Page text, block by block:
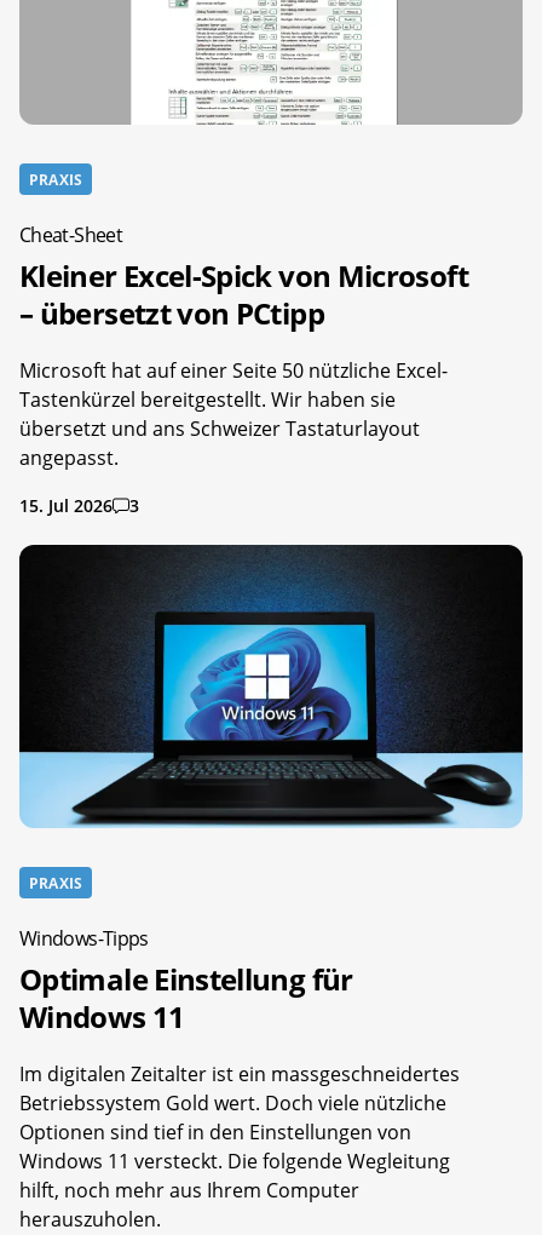
PRAXIS
Cheat-Sheet
Kleiner Excel-Spick von Microsoft
– übersetzt von PCtipp
Microsoft hat auf einer Seite 50 nützliche Excel-
Tastenkürzel bereitgestellt. Wir haben sie
übersetzt und ans Schweizer Tastaturlayout
angepasst.
15. Jul 2026 3
PRAXIS
Windows-Tipps
Optimale Einstellung für
Windows 11
Im digitalen Zeitalter ist ein massgeschneidertes
Betriebssystem Gold wert. Doch viele nützliche
Optionen sind tief in den Einstellungen von
Windows 11 versteckt. Die folgende Wegleitung
hilft, noch mehr aus Ihrem Computer
herauszuholen.